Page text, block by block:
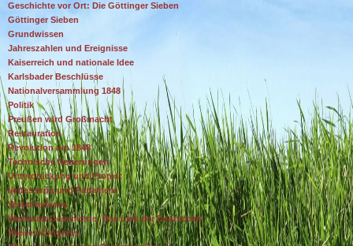
Geschichte vor Ort: Die Göttinger Sieben
Göttinger Sieben
Grundwissen
Jahreszahlen und Ereignisse
Kaiserreich und nationale Idee
Karlsbader Beschlüsse
Nationalversammlung 1848
Politik
Preußen wird Großmacht
Restauration
Revolution um 1848
Technische Neuerungen
Unterdrückung und Protest
Verfassung und Parlament
Verschiedenes
Werkstatt Geschichte: Das Lied der Deutschen
Wiener Kongress